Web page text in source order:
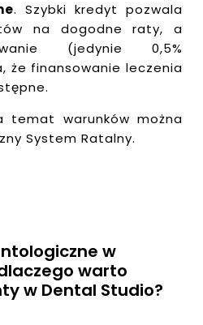
. Szybki kredyt pozwala
na dogodne raty, a
(jedynie 0,5%
że finansowanie leczenia
temat warunków można
System Ratalny.
w
warto
w Dental Studio?